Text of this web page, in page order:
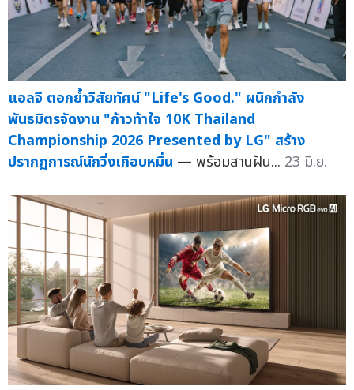
แอลจี ตอกย้ำวิสัยทัศน์ "Life's Good." ผนึกกำลัง
พันธมิตรจัดงาน "ก้าวท้าใจ 10K Thailand
Championship 2026 Presented by LG" สร้าง
ปรากฏการณ์นักวิ่งเกือบหมื่น — พร้อมสานฝัน... 23 มิ.ย.